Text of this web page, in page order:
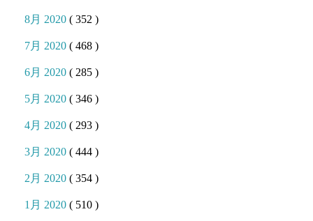
8月 2020( 352 )
7月 2020( 468 )
6月 2020( 285 )
5月 2020( 346 )
4月 2020( 293 )
3月 2020( 444 )
2月 2020( 354 )
1月 2020( 510 )